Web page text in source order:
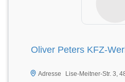
Oliver Peters KFZ-
Adresse
Lise-Meitner-Str. 3,